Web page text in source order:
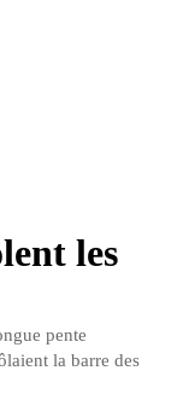
les
pente
la barre des